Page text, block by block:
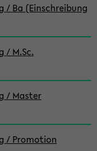
/ Ba (Einschreibung
/ M.Sc.
/ Master
/ Promotion